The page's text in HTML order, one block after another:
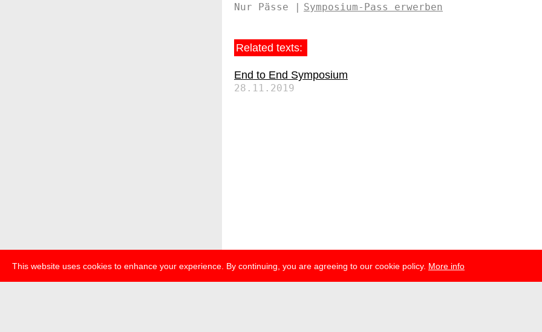
This website uses cookies to enhance your experience. By continuing, you are agreeing to our cookie policy. More info
Nur Pässe Symposium-Pass erwerben
Related texts:
End to End Symposium
28.11.2019